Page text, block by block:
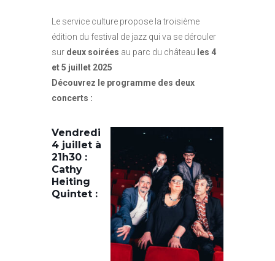
Le service culture propose la troisième
édition du festival de jazz qui va se dérouler
sur deux soirées au parc du château les 4
et 5 juillet 2025
Découvrez le programme des deux
concerts :
Vendredi
4 juillet à
21h30 :
Cathy
Heiting
Quintet :